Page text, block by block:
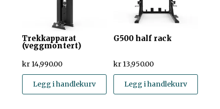
Trekkapparat
(veggmontert)
kr14,990.00
Legg i handlekurv
G500 half rack
kr 13,950.00
Legg i handlekurv